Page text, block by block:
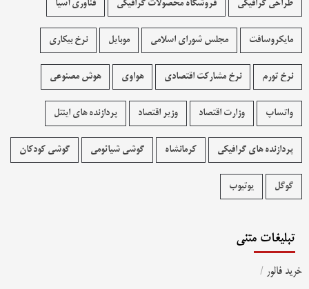
طراحی گرافیکی فروشگاه محصولات گرافيکی فناوری آسیا
مایکروسافت مجلس شورای اسلامی موبایل نرخ بیکاری
نرخ تورم نرخ مشارکت اقتصادی هواوی هوش مصنوعی
واتساپ وزارت اقتصاد وزیر اقتصاد پردازنده های اینتل
پردازنده های گرافیکی کرمانشاه گوشی شیائومی گوشی کودکان
گوگل یوتیوب
تبلیغات متنی
خرید فالور /